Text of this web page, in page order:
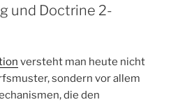
und Doctrine 2-
versteht man heute nicht
sondern vor allem
die den